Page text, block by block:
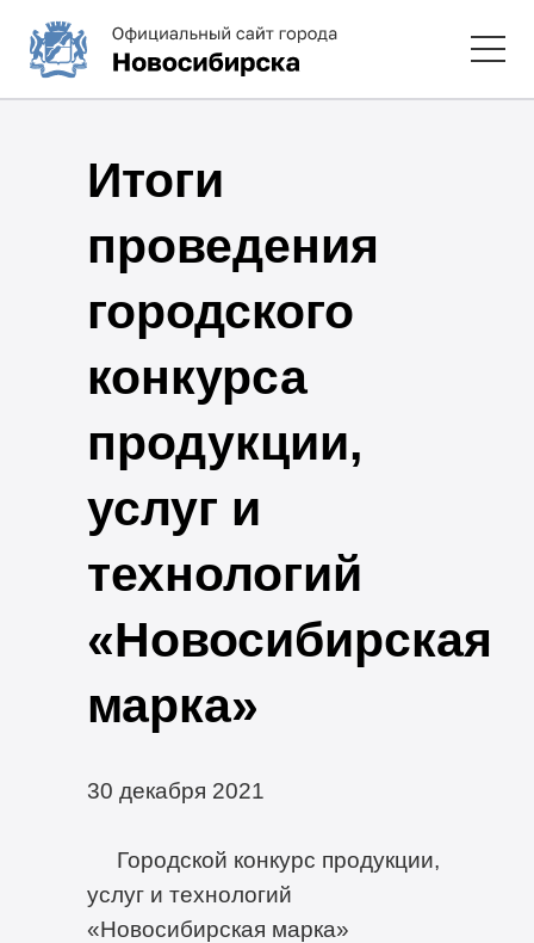
Итоги
проведения
городского
конкурса
продукции,
услуг и
технологий
«Новосибирская
марка»
30 декабря 2021
Городской конкурс продукции,
услуг и технологий
«Новосибирская марка»